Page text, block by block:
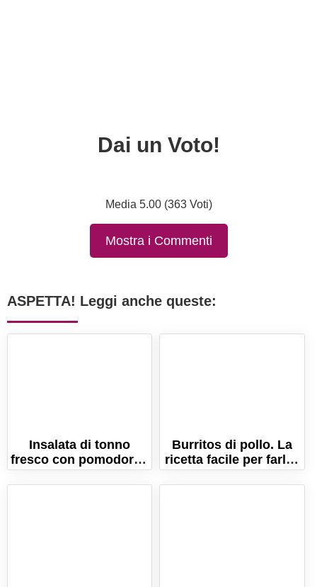
Dai un Voto!
Media 5.00 (363 Voti)
Mostra i Commenti
ASPETTA! Leggi anche queste:
Insalata di tonno
fresco con pomodorini
e olive (Ricetta per
l'estate!)
Burritos di pollo. La
ricetta facile per farli a
casa!